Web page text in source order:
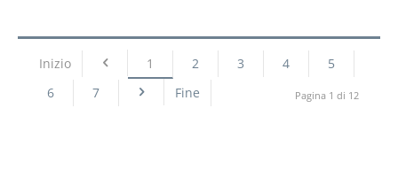
Inizio 1 2 3 4
5
6
7 Fine Pagina 1 di 12